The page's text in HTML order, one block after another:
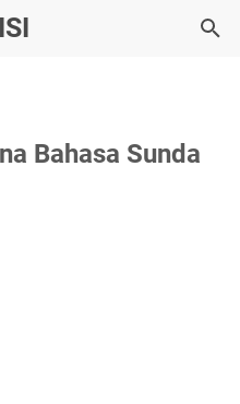
Bahasa Sunda